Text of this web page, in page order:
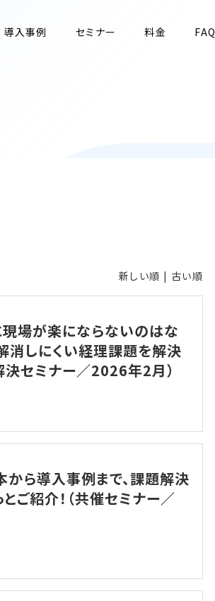
導入事例 セミナー 料金 FAQ
新しい順 | 古い順
場が楽にならないのはな
消しにくい経理課題を解決
セミナー／2026年2月）
ら導入事例まで、課題解決
ご紹介！（共催セミナー／